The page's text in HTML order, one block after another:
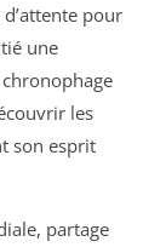
pour
une
chronophage
les
son esprit
partage